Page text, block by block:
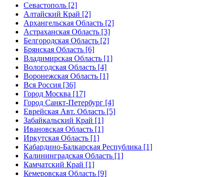
Севастополь [2]
Алтайский Край [2]
Архангельская Область [2]
Астраханская Область [3]
Белгородская Область [2]
Брянская Область [6]
Владимирская Область [1]
Вологодская Область [4]
Воронежская Область [1]
Вся Россия [36]
Город Москва [17]
Город Санкт-Петербург [4]
Еврейская Авт. Область [5]
Забайкальский Край [1]
Ивановская Область [1]
Иркутская Область [1]
Кабардино-Балкарская Республика [1]
Калининградская Область [1]
Камчатский Край [1]
Кемеровская Область [9]